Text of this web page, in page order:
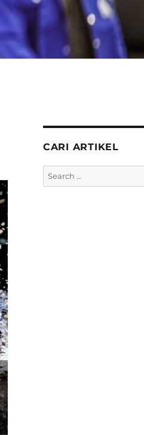
CARI ARTIKEL
Search
for: